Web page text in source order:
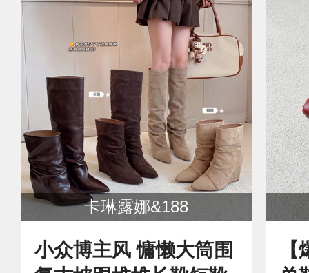
卡琳露娜&188
小众博主风 慵懒大筒围